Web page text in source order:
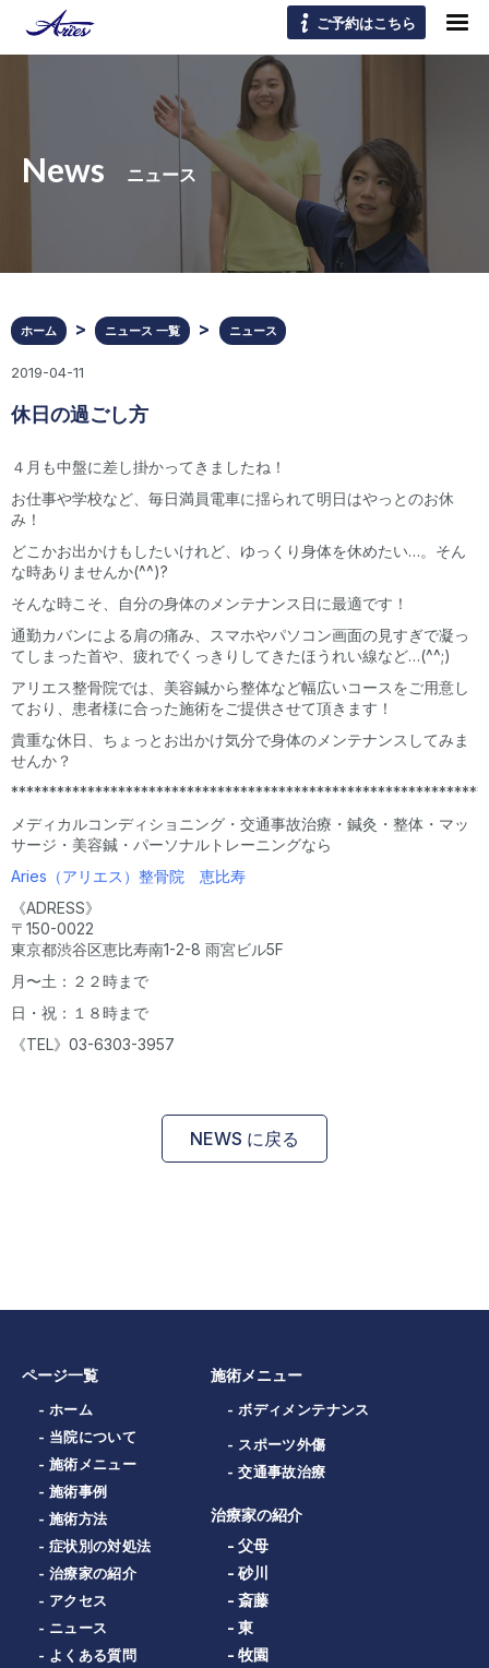
ご予約はこちら
News ニュース
ホーム ニュース 一覧 ニュース
2019-04-11
休日の過ごし方
４月も中盤に差し掛かってきましたね！
お仕事や学校など、毎日満員電車に揺られて明日はやっとのお休
み！
どこかお出かけもしたいけれど、ゆっくり身体を休めたい…。そん
な時ありませんか(^^)?
そんな時こそ、自分の身体のメンテナンス日に最適です！
通勤カバンによる肩の痛み、スマホやパソコン画面の見すぎで凝っ
てしまった首や、疲れでくっきりしてきたほうれい線など…(^^;)
アリエス整骨院では、美容鍼から整体など幅広いコースをご用意し
ており、患者様に合った施術をご提供させて頂きます！
貴重な休日、ちょっとお出かけ気分で身体のメンテナンスしてみま
せんか？
メディカルコンディショニング・交通事故治療・鍼灸・整体・マッ
サージ・美容鍼・パーソナルトレーニングなら
Aries（アリエス）整骨院 恵比寿
《ADRESS》
〒150-0022
東京都渋谷区恵比寿南1-2-8 雨宮ビル5F
月〜土：２２時まで
日・祝：１８時まで
《TEL》03-6303-3957
NEWS に戻る
ページ一覧
- ホーム
- 当院について
- 施術メニュー
- 施術事例
- 施術方法
- 症状別の対処法
- 治療家の紹介
- アクセス
- ニュース
- よくある質問
施術メニュー
- ボディメンテナンス
- スポーツ外傷
- 交通事故治療
治療家の紹介
- 父母
- 砂川
- 斎藤
- 東
- 牧園